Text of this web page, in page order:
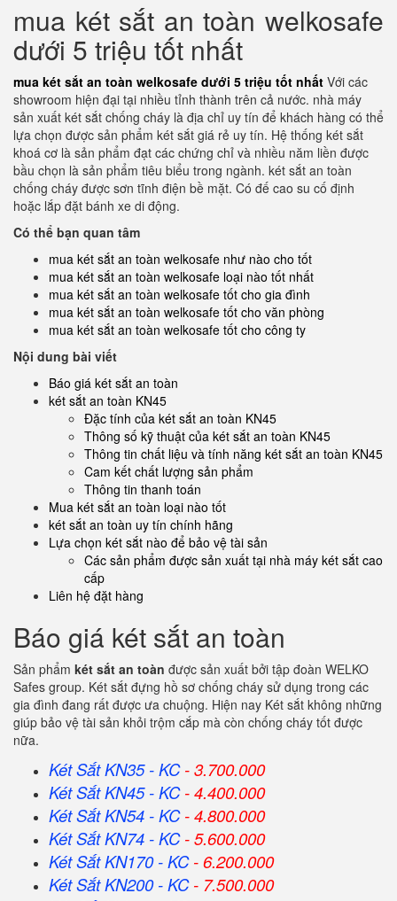
mua két sắt an toàn welkosafe
dưới 5 triệu tốt nhất
mua két sắt an toàn welkosafe dưới 5 triệu tốt nhất Với các
showroom hiện đại tại nhiều tỉnh thành trên cả nước. nhà máy
sản xuất két sắt chống cháy là địa chỉ uy tín để khách hàng có thể
lựa chọn được sản phẩm két sắt giá rẻ uy tín. Hệ thống két sắt
khoá cơ là sản phẩm đạt các chứng chỉ và nhiều năm liền được
bầu chọn là sản phẩm tiêu biểu trong ngành. két sắt an toàn
chống cháy được sơn tĩnh điện bề mặt. Có đế cao su cố định
hoặc lắp đặt bánh xe di động.
Có thể bạn quan tâm
mua két sắt an toàn welkosafe như nào cho tốt
mua két sắt an toàn welkosafe loại nào tốt nhất
mua két sắt an toàn welkosafe tốt cho gia đình
mua két sắt an toàn welkosafe tốt cho văn phòng
mua két sắt an toàn welkosafe tốt cho công ty
Nội dung bài viết
Báo giá két sắt an toàn
két sắt an toàn KN45
Đặc tính của két sắt an toàn KN45
Thông số kỹ thuật của két sắt an toàn KN45
Thông tin chất liệu và tính năng két sắt an toàn KN45
Cam kết chất lượng sản phẩm
Thông tin thanh toán
Mua két sắt an toàn loại nào tốt
két sắt an toàn uy tín chính hãng
Lựa chọn két sắt nào để bảo vệ tài sản
Các sản phẩm được sản xuất tại nhà máy két sắt cao
cấp
Liên hệ đặt hàng
Báo giá két sắt an toàn
Sản phẩm két sắt an toàn được sản xuất bởi tập đoàn WELKO
Safes group. Két sắt đựng hồ sơ chống cháy sử dụng trong các
gia đình đang rất được ưa chuộng. Hiện nay Két sắt không những
giúp bảo vệ tài sản khỏi trộm cắp mà còn chống cháy tốt được
nữa.
Két Sắt KN35 - KC- 3.700.000
Két Sắt KN45 - KC- 4.400.000
Két Sắt KN54 - KC- 4.800.000
Két Sắt KN74 - KC- 5.600.000
Két Sắt KN170 - KC- 6.200.000
Két Sắt KN200 - KC- 7.500.000